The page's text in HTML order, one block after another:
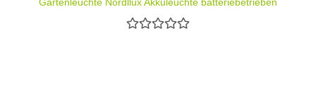
grau